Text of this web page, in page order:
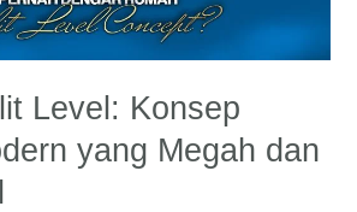
Level: Konsep
yang Megah dan